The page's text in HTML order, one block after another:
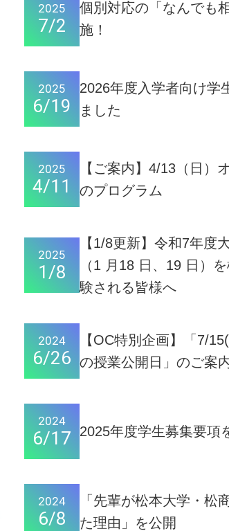
2025
7/2
個別対応の「なんでも
施！
2025
6/19
2026年度入学者向け学
ました
2025
4/11
【ご案内】4/13（日）
のプログラム
2025
1/8
【1/8更新】令和7年度
（1 月18 日、19 日）
験される皆様へ
2024
6/26
【OC特別企画】「7/
の授業公開日」のご案
2024
6/17 2025年度学生募集要項
2024
6/8
「先輩が松本大学・松
た理由」を公開